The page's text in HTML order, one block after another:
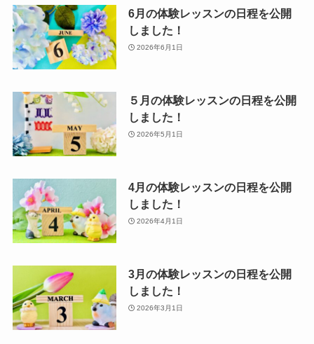
6月の体験レッスンの日程を公開
しました！
2026年6月1日
５月の体験レッスンの日程を公開
しました！
2026年5月1日
4月の体験レッスンの日程を公開
しました！
2026年4月1日
3月の体験レッスンの日程を公開
しました！
2026年3月1日